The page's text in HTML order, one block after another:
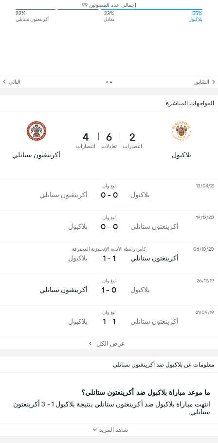
إجمالي عدد المصوتين 99
55%
بلاكبول
23%
تعادل
22%
أكرينغتون ستانلي
السّابق التالي
المواجهات المباشرة
بلاكبول
2
انتصارات
6
تعادلات
4
انتصارات
أكرينغتون ستانلي
بلاكبول
ليغ وان
0 - 0 أكرينغتون ستانلي
13/04/21
أكرينغتون ستانلي
ليغ وان
0 - 0 بلاكبول
19/12/20
أكرينغتون ستانلي
كأس رابطة الأندية الإنجليزية المحترفة
1 - 1 بلاكبول
06/10/20
بلاكبول
ليغ وان
0 - 1 أكرينغتون ستانلي
26/12/19
أكرينغتون ستانلي
ليغ وان
1 - 1 بلاكبول
21/09/19
عرض الكل
معلومات عن بلاكبول ضد أكرينغتون ستانلي
ما موعد مباراة بلاكبول ضد أكرينغتون ستانلي؟
انتهت مباراة بلاكبول ضد أكرينغتون ستانلي بنتيجة بلاكبول 1 - 3 أكرينغتون
ستانلي.
شاهد المزيد